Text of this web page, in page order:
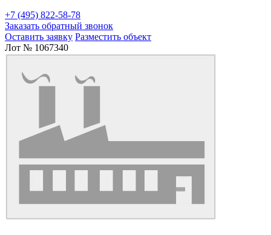
+7 (495) 822-58-78
Заказать обратный звонок
Оставить заявку Разместить объект
Лот № 1067340